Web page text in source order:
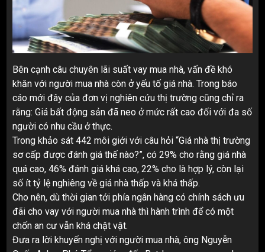
Bên cạnh câu chuyên lãi suất vay mua nhà, vấn đề khó
khăn với người mua nhà còn ở yếu tố giá nhà. Trong báo
cáo mới đây của đơn vị nghiên cứu thị trường cũng chỉ ra
rằng: Giá bất động sản đã neo ở mức rất cao đối với đa số
người có nhu cầu ở thực.
Trong khảo sát 442 môi giới với câu hỏi “Giá nhà thị trường
sơ cấp được đánh giá thế nào?”, có 29% cho rằng giá nhà
quá cao, 46% đánh giá khá cao, 22% cho là hợp lý, còn lại
số ít tỷ lệ nghiêng về giá nhà thấp và khá thấp.
Cho nên, dù thời gian tới phía ngân hàng có chính sách ưu
đãi cho vay với người mua nhà thì hành trình để có một
chốn an cư vẫn khá chật vật.
Đưa ra lời khuyến nghị với người mua nhà, ông Nguyễn